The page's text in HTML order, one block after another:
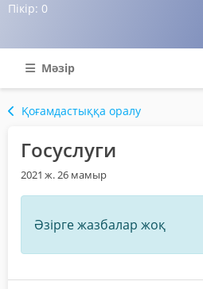
Пікір: 0
Мәзір
Қоғамдастыққа оралу
Госуслуги
2021 ж. 26 мамыр
Әзірге жазбалар жоқ